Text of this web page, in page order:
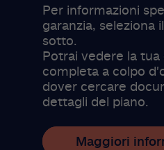
Per informazioni
garanzia, seleziona
sotto.
Potrai vedere la
completa a colpo
dover cercare
dettagli del piano.
Maggiori